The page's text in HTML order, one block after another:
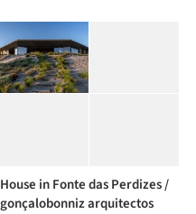
House in Fonte das Perdizes /
gonçalobonniz arquitectos